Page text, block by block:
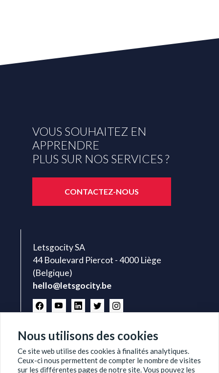
VOUS SOUHAITEZ EN
APPRENDRE
PLUS SUR NOS SERVICES ?
CONTACTEZ-NOUS
Letsgocity SA
44 Boulevard Piercot - 4000 Liège
(Belgique)
hello@letsgocity.be
Nous utilisons des cookies
Ce site web utilise des cookies à finalités analytiques.
Ceux-ci nous permettent de compter le nombre de visites
sur les différentes pages de notre site. Vous pouvez les